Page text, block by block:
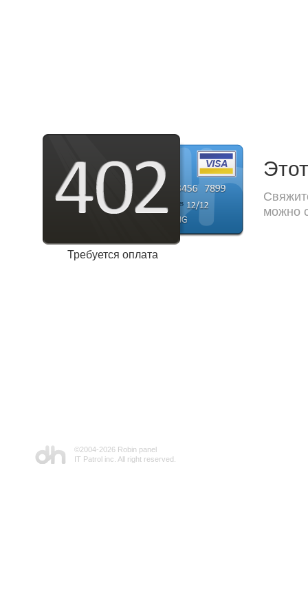
Требуется оплата
можно
©2004-2026 Robin panel
IT Patrol inc. All right reserved.